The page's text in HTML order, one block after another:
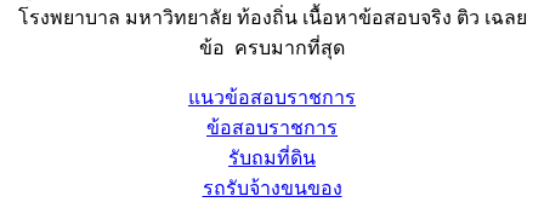
โรงพยาบาล มหาวิทยาลัย ท้องถิ่น เนื้อหาข้อสอบจริง ติว เฉลย
ข้อ ครบมากที่สุด
แนวข้อสอบราชการ
ข้อสอบราชการ
รับถมที่ดิน
รถรับจ้างขนของ